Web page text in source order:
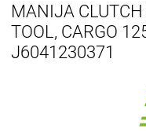
MANIJA
TOOL, CARGO
J6041230371